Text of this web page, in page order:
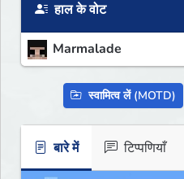
हाल के वोट
Marmalade
स्वामित्व लें (MOTD)
बारे में टिप्पणियाँ